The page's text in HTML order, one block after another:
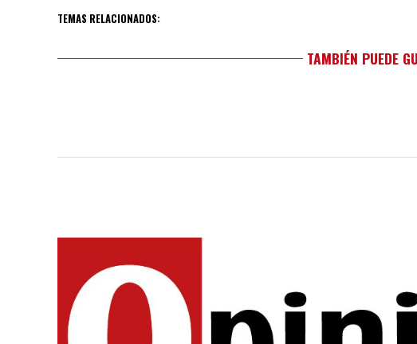
TEMAS RELACIONADOS:
TAMBIÉN PUEDE